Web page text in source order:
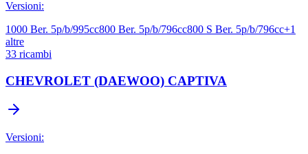
Versioni:
1000 Ber. 5p/b/995cc800 Ber. 5p/b/796cc800 S Ber. 5p/b/796cc+1
altre
33 ricambi
CHEVROLET (DAEWOO) CAPTIVA
Versioni: